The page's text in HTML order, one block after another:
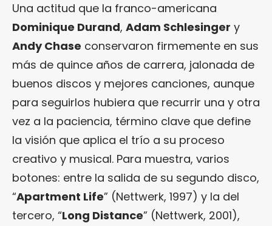
Una actitud que la franco-americana
Dominique Durand, Adam Schlesinger y
Andy Chase conservaron firmemente en sus
más de quince años de carrera, jalonada de
buenos discos y mejores canciones, aunque
para seguirlos hubiera que recurrir una y otra
vez a la paciencia, término clave que define
la visión que aplica el trío a su proceso
creativo y musical. Para muestra, varios
botones: entre la salida de su segundo disco,
“Apartment Life” (Nettwerk, 1997) y la del
tercero, “Long Distance” (Nettwerk, 2001),